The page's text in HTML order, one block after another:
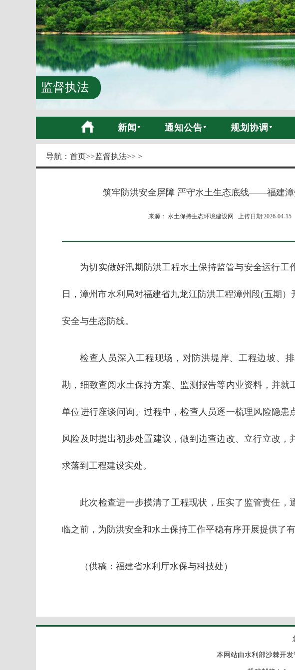
监督执法
新闻 通知公告 规划协调
导航： 首页>>监督执法>> >
筑牢防洪安全屏障 严守水土生态底线——福建
来源： 水土保持生态环境建设网 上传日期:2026-04-15
为切实做好汛期防洪工程水土保持监管与安全运行工
日，漳州市水利局对福建省九龙江防洪工程漳州段(五期
安全与生态防线。
检查人员深入工程现场，对防洪堤岸、工程边坡、
勘，细致查阅水土保持方案、监测报告等内业资料，并
单位进行座谈问询。过程中，检查人员逐一梳理风险隐
风险及时提出初步处置建议，做到边查边改、立行立改
求落到工程建设实处。
此次检查进一步摸清了工程现状，压实了监管责任
临之前，为防洪安全和水土保持工作平稳有序开展提供了有
（供稿：福建省水利厅水保与科技处）
本网站由水利部沙棘开